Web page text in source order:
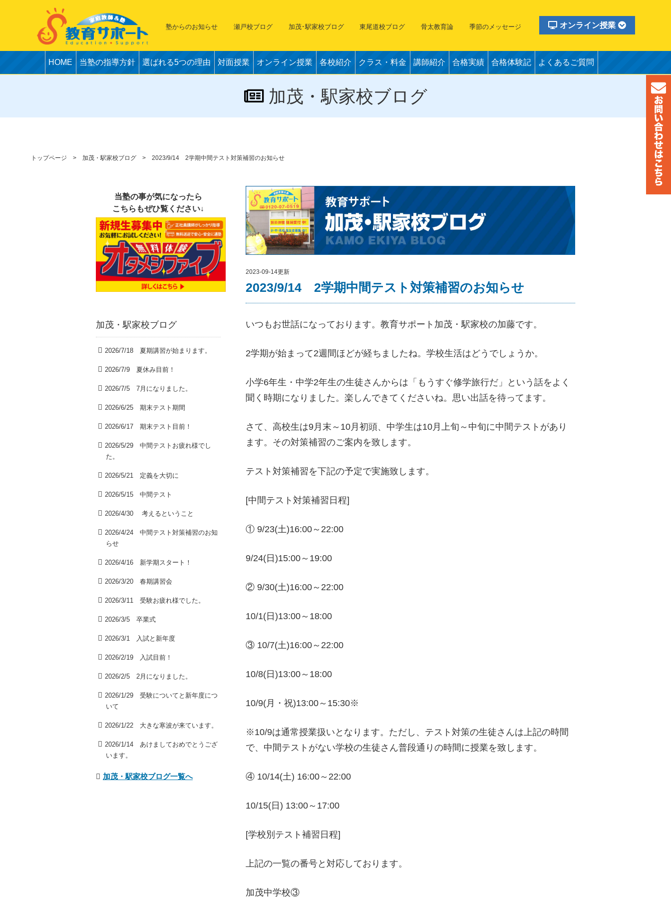
オンライン授業
塾からのお知らせ 瀬戸校ブログ 加茂･駅家校ブログ 東尾道校ブログ 骨太教育論 季節のメッセージ
HOME 当塾の指導方針 選ばれる5つの理由 対面授業 オンライン授業 各校紹介 クラス・料金 講師紹介 合格実績 合格体験記 よくあるご質問
加茂・駅家校ブログ
トップページ 加茂・駅家校ブログ 2023/9/14 2学期中間テスト対策補習のお知らせ
2023-09-14更新
2023/9/14 2学期中間テスト対策補習のお知らせ
いつもお世話になっております。教育サポート加茂・駅家校の加藤です。
2学期が始まって2週間ほどが経ちましたね。学校生活はどうでしょうか。
小学6年生・中学2年生の生徒さんからは「もうすぐ修学旅行だ」という話をよく
聞く時期になりました。楽しんできてくださいね。思い出話を待ってます。
さて、高校生は9月末～10月初頭、中学生は10月上旬～中旬に中間テストがあり
ます。その対策補習のご案内を致します。
テスト対策補習を下記の予定で実施致します。
[中間テスト対策補習日程]
① 9/23(土)16:00～22:00
9/24(日)15:00～19:00
② 9/30(土)16:00～22:00
10/1(日)13:00～18:00
③ 10/7(土)16:00～22:00
10/8(日)13:00～18:00
10/9(月・祝)13:00～15:30※
※10/9は通常授業扱いとなります。ただし、テスト対策の生徒さんは上記の時間
で、中間テストがない学校の生徒さん普段通りの時間に授業を致します。
④ 10/14(土) 16:00～22:00
10/15(日) 13:00～17:00
[学校別テスト補習日程]
上記の一覧の番号と対応しております。
加茂中学校③
当塾の事が気になったら
こちらもぜひ覧ください↓
加茂・駅家校ブログ
2026/7/18 夏期講習が始まります。
2026/7/9 夏休み目前！
2026/7/5 7月になりました。
2026/6/25 期末テスト期間
2026/6/17 期末テスト目前！
2026/5/29 中間テストお疲れ様でし
た。
2026/5/21 定義を大切に
2026/5/15 中間テスト
2026/4/30 考えるということ
2026/4/24 中間テスト対策補習のお知
らせ
2026/4/16 新学期スタート！
2026/3/20 春期講習会
2026/3/11 受験お疲れ様でした。
2026/3/5 卒業式
2026/3/1 入試と新年度
2026/2/19 入試目前！
2026/2/5 2月になりました。
2026/1/29 受験についてと新年度につ
いて
2026/1/22 大きな寒波が来ています。
2026/1/14 あけましておめでとうござ
います。
加茂・駅家校ブログ一覧へ